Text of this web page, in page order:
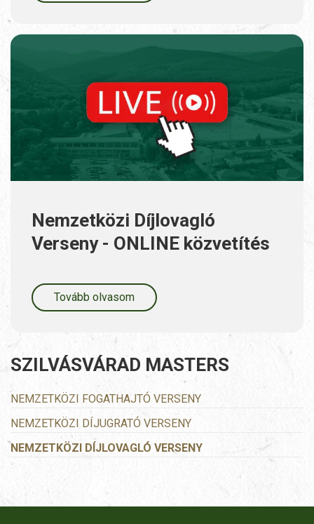
Nemzetközi Díjlovagló
Verseny - ONLINE közvetítés
Tovább olvasom
SZILVÁSVÁRAD MASTERS
NEMZETKÖZI FOGATHAJTÓ VERSENY
NEMZETKÖZI DÍJUGRATÓ VERSENY
NEMZETKÖZI DÍJLOVAGLÓ VERSENY